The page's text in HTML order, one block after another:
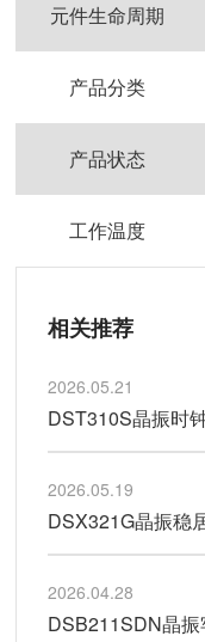
元件生命周期
产品分类
产品状态
工作温度
相关推荐
2026.05.21
DST310S晶振时
2026.05.19
DSX321G晶振稳
2026.04.28
DSB211SDN晶